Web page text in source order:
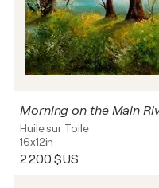
Huile sur Toile
16x12in
2 200 $US